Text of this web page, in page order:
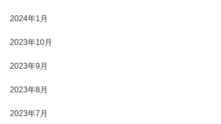
2024年1月
2023年10月
2023年9月
2023年8月
2023年7月